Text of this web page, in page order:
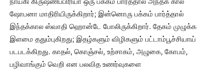
ஷோபனா மாதிரியிருக்கிறார்; இன்னொரு பக்கம் பார்த்தால்
இந்தக்கால ஸ்வாதி ஹொன்டே போலிருக்கிறார். தேகம் முழுக்க
இளமை ததும்புகிறது; இதழ்களும் விழிகளும் பட்டாம்பூச்சியாய்
படபடக்கிறது. காதல், கொஞ்சல், உற்சாகம், அழுகை, கோபம்,
பழிவாங்கும் வெறி என பலவித உணர்வுகளை